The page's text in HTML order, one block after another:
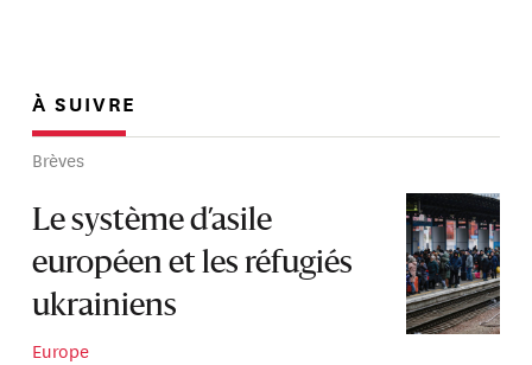
À SUIVRE
Brèves
Le système d’asile
européen et les réfugiés
ukrainiens
Europe